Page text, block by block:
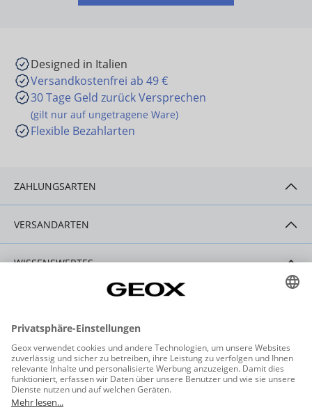
Designed in Italien
Versandkostenfrei ab 49 €
30 Tage Geld zurück Versprechen
(gilt nur auf ungetragene Ware)
Flexible Bezahlarten
ZAHLUNGSARTEN
VERSANDARTEN
WISSENSWERTES